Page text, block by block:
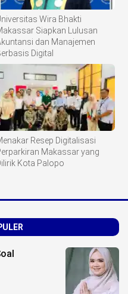
Wira Bhakti
Siapkan Lulusan
dan Manajemen
Digital
Resep Digitalisasi
Makassar yang
Kota Palopo